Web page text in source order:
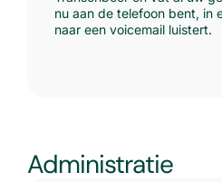
nu aan de telefoon bent, in
naar een voicemail luistert.
Administratie